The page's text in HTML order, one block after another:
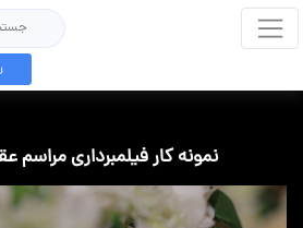
جستجو
نمونه کار فیلمبرداری مراسم